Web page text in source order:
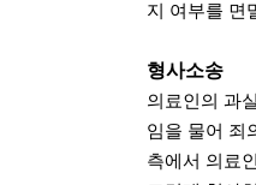
지 여부를 면
형사소송
의료인의 과
임을 물어 죄
측에서 의료